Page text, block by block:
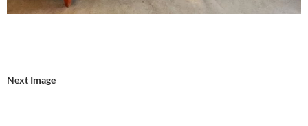
Next Image